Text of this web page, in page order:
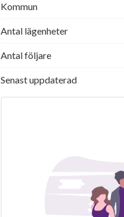
Kommun
Antal lägenheter
Antal följare
Senast uppdaterad